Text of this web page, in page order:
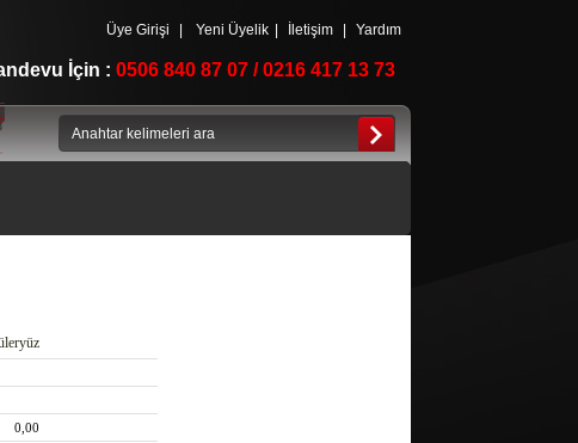
Üye Girişi Yeni Üyelik İletişim Yardım
İçin : 0506 840 87 07 / 0216 417 13 73
0,00